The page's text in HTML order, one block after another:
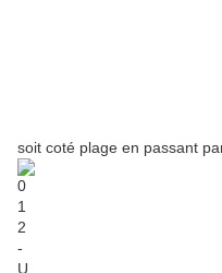
soit coté plage en passant